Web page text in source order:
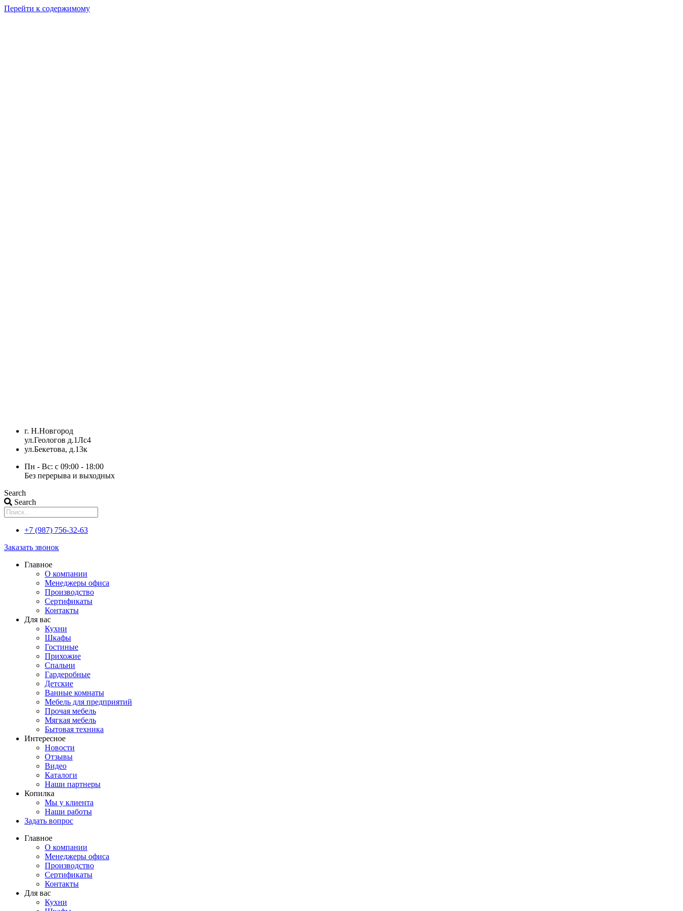
Перейти к содержимому
г. Н.Новгород
ул.Геологов д.1Лс4
ул.Бекетова, д.13к
Пн - Вс: с 09:00 - 18:00
Без перерыва и выходных
Search
Search
+7 (987) 756-32-63
Заказать звонок
Главное
О компании
Менеджеры офиса
Производство
Сертификаты
Контакты
Для вас
Кухни
Шкафы
Гостиные
Прихожие
Спальни
Гардеробные
Детские
Ванные комнаты
Мебель для предприятий
Прочая мебель
Мягкая мебель
Бытовая техника
Интересное
Новости
Отзывы
Видео
Каталоги
Наши партнеры
Копилка
Мы у клиента
Наши работы
Задать вопрос
Главное
О компании
Менеджеры офиса
Производство
Сертификаты
Контакты
Для вас
Кухни